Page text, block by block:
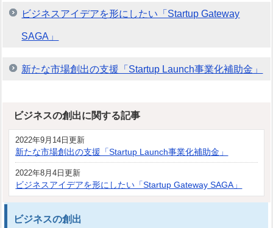
ビジネスアイデアを形にしたい「Startup Gateway
SAGA」
新たな市場創出の支援「Startup Launch事業化補助金」
ビジネスの創出に関する記事
2022年9月14日更新
新たな市場創出の支援「Startup Launch事業化補助金」
2022年8月4日更新
ビジネスアイデアを形にしたい「Startup Gateway SAGA」
ビジネスの創出